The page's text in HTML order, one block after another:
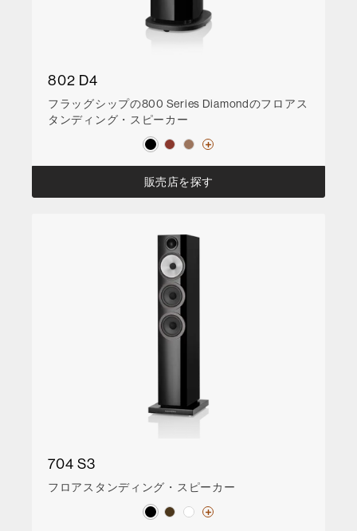
802 D4
フラッグシップの800 Series Diamondのフロアス
タンディング・スピーカー
販売店を探す
704 S3
フロアスタンディング・スピーカー